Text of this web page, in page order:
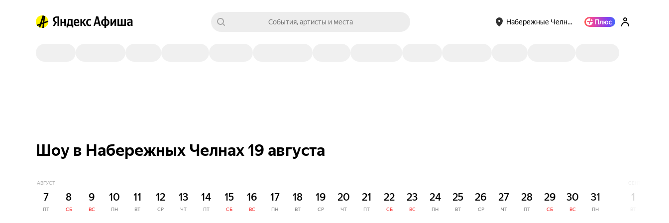
События, артисты и места Набережные Челн…
Шоу в Набережных Челнах 19 августа
АВГУСТ
7
ПТ
8
СБ
9
ВС
10
ПН
11
ВТ
12
СР
13
ЧТ
14
ПТ
15
СБ
16
ВС
17
ПН
18
ВТ
19
СР
20
ЧТ
21
ПТ
22
СБ
23
ВС
24
ПН
25
ВТ
26
СР
27
ЧТ
28
ПТ
29
СБ
30
ВС
31
ПН
1
ВТ